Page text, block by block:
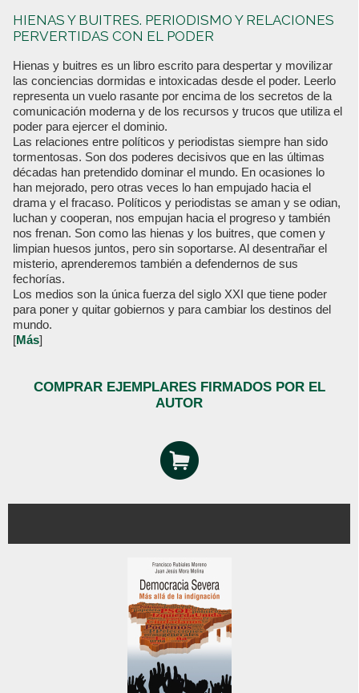
HIENAS Y BUITRES. PERIODISMO Y RELACIONES
PERVERTIDAS CON EL PODER
Hienas y buitres es un libro escrito para despertar y movilizar
las conciencias dormidas e intoxicadas desde el poder. Leerlo
representa un vuelo rasante por encima de los secretos de la
comunicación moderna y de los recursos y trucos que utiliza el
poder para ejercer el dominio.
Las relaciones entre políticos y periodistas siempre han sido
tormentosas. Son dos poderes decisivos que en las últimas
décadas han pretendido dominar el mundo. En ocasiones lo
han mejorado, pero otras veces lo han empujado hacia el
drama y el fracaso. Políticos y periodistas se aman y se odian,
luchan y cooperan, nos empujan hacia el progreso y también
nos frenan. Son como las hienas y los buitres, que comen y
limpian huesos juntos, pero sin soportarse. Al desentrañar el
misterio, aprenderemos también a defendernos de sus
fechorías.
Los medios son la única fuerza del siglo XXI que tiene poder
para poner y quitar gobiernos y para cambiar los destinos del
mundo.
[Más]
COMPRAR EJEMPLARES FIRMADOS POR EL
AUTOR